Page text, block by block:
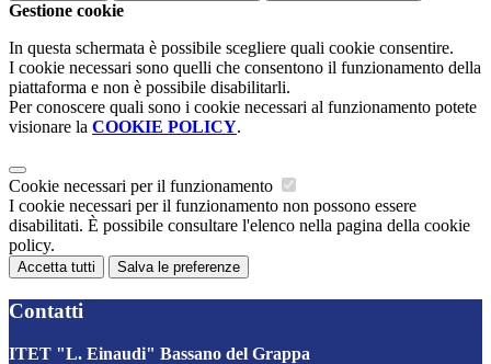
Gestione cookie
In questa schermata è possibile scegliere quali cookie consentire.
I cookie necessari sono quelli che consentono il funzionamento della
piattaforma e non è possibile disabilitarli.
Per conoscere quali sono i cookie necessari al funzionamento potete
visionare la COOKIE POLICY.
Cookie necessari per il funzionamento
I cookie necessari per il funzionamento non possono essere
disabilitati. È possibile consultare l'elenco nella pagina della cookie
policy.
Accetta tutti Salva le preferenze
Contatti
ITET "L. Einaudi" Bassano del Grappa